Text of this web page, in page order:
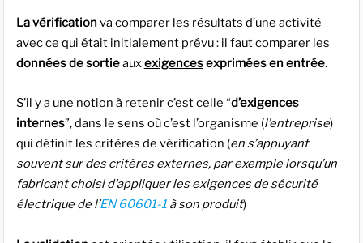
La vérificationva comparer les résultats d’une activité
avec ce qui était initialement prévu : il faut comparer les
données de sortieauxexigencesexprimées en entrée.
S’il y a une notion à retenir c’est celle “d’exigences
internes”, dans le sens où c’est l’organisme (l’entreprise)
qui définit les critères de vérification (en s’appuyant
souvent sur des critères externes, par exemple lorsqu’un
fabricant choisi d’appliquer les exigences de sécurité
électrique de l’EN 60601-1à son produit)